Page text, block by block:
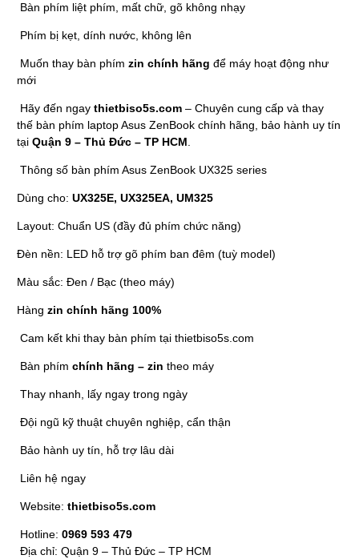
Bàn phím liệt phím, mất chữ, gõ không nhạy
Phím bị kẹt, dính nước, không lên
Muốn thay bàn phím zin chính hãng để máy hoạt động như
mới
Hãy đến ngay thietbiso5s.com – Chuyên cung cấp và thay
thế bàn phím laptop Asus ZenBook chính hãng, bảo hành uy tín
tại Quận 9 – Thủ Đức – TP HCM.
Thông số bàn phím Asus ZenBook UX325 series
Dùng cho: UX325E, UX325EA, UM325
Layout: Chuẩn US (đầy đủ phím chức năng)
Đèn nền: LED hỗ trợ gõ phím ban đêm (tuỳ model)
Màu sắc: Đen / Bạc (theo máy)
Hàng zin chính hãng 100%
Cam kết khi thay bàn phím tại thietbiso5s.com
Bàn phím chính hãng – zin theo máy
Thay nhanh, lấy ngay trong ngày
Đội ngũ kỹ thuật chuyên nghiệp, cẩn thận
Bảo hành uy tín, hỗ trợ lâu dài
Liên hệ ngay
Website: thietbiso5s.com
Hotline: 0969 593 479
Địa chỉ: Quận 9 – Thủ Đức – TP HCM